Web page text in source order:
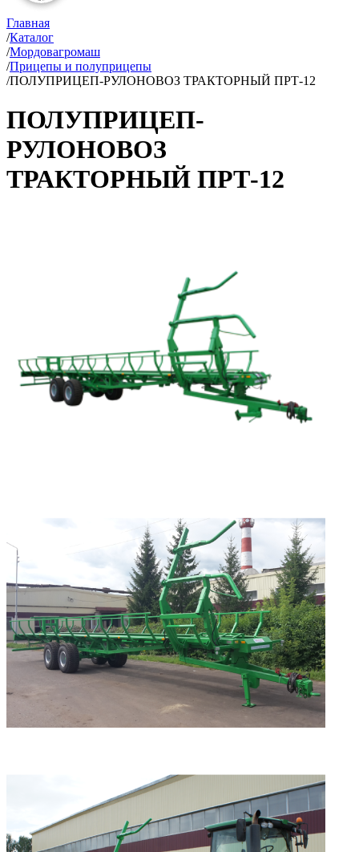
Главная
/Каталог
/Мордовагромаш
/Прицепы и полуприцепы
/ПОЛУПРИЦЕП-РУЛОНОВОЗ ТРАКТОРНЫЙ ПРТ-12
ПОЛУПРИЦЕП-
РУЛОНОВОЗ
ТРАКТОРНЫЙ ПРТ-12